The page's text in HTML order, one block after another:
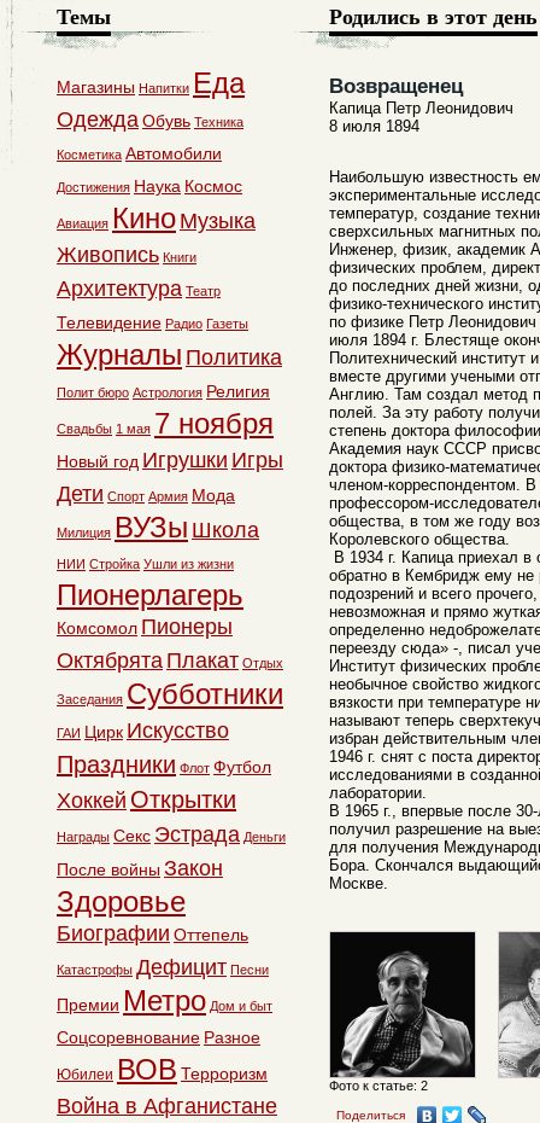
Родились в этот день
Возвращенец
Капица Петр Леонидович
8 июля 1894
Наибольшую известность
экспериментальные
температур, создание
сверхсильных магнитных
Инженер, физик, академик
физических проблем,
до последних дней жизни,
физико-технического
по физике Петр
июля 1894 г. Блестяще
Политехнический институт
вместе другими учеными
Англию. Там создал метод
полей. За эту работу
степень доктора
Академия наук СССР
доктора физико-
членом-корреспондентом. В
профессором-
общества, в том же году
Королевского общества.
В 1934 г. Капица приехал
обратно в Кембридж ему
подозрений и всего
невозможная и прямо
определенно
переезду сюда» -, писал
Институт физических
необычное свойство
вязкости при температуре
называют теперь
избран действительным
1946 г. снят с поста
исследованиями в
лаборатории.
В 1965 г., впервые после
получил разрешение на
для получения
Бора. Скончался
Москве.
Фото к статье: 2
Поделиться
Темы
Магазины Напитки Еда
ОдеждаОбувь Техника
Косметика Автомобили
Достижения Наука Космос
Авиация Кино Музыка
Живопись Книги
Архитектура Театр
Телевидение Радио Газеты
Журналы Политика
Полит бюро Астрология Религия
Свадьбы 1 мая 7 ноября
Новый год Игрушки Игры
Дети Спорт Армия Мода
Милиция ВУЗы Школа
НИИ Стройка Ушли из жизни
Пионерлагерь
Комсомол Пионеры
Октябрята Плакат Отдых
Заседания Субботники
ГАИ Цирк Искусство
Праздники Флот Футбол
Хоккей Открытки
Награды Секс Эстрада Деньги
После войны Закон
Здоровье
Биографии Оттепель
Катастрофы Дефицит Песни
Премии Метро Дом и быт
Соцсоревнование Разное
Юбилеи ВОВ Терроризм
Война в Афганистане